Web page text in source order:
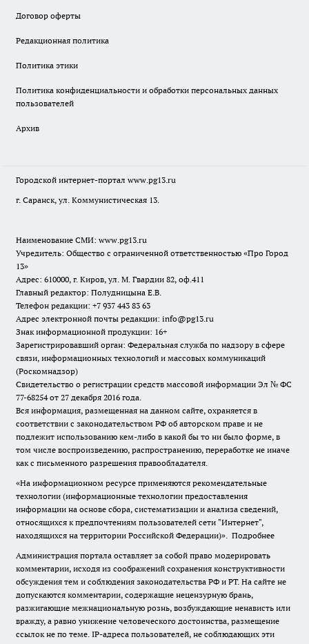
Договор оферты
Редакционная политика
Политика этики
Политика конфиденциальности и обработки персональных данных
пользователей
Архив
Городской интернет-портал www.pg13.ru
г. Саранск, ул. Коммунистическая 13.
Наименование СМИ: www.pg13.ru
Учредитель: Общество с ограниченной ответственностью «Про Город
13»
Адрес: 610000, г. Киров, ул. М. Гвардии 82, оф.411
Главный редактор: Полудницына Е.В.
Телефон редакции: +7 937 443 83 63
Адрес электронной почты редакции: info@pg13.ru
Знак информационной продукции: 16+
Зарегистрировавший орган: Федеральная служба по надзору в сфере
связи, информационных технологий и массовых коммуникаций
(Роскомнадзор)
Свидетельство о регистрации средств массовой информации Эл № ФС
77-68254 от 27 декабря 2016 года.
Вся информация, размещенная на данном сайте, охраняется в
соответствии с законодательством РФ об авторском праве и не
подлежит использованию кем-либо в какой бы то ни было форме, в
том числе воспроизведению, распространению, переработке не иначе
как с письменного разрешения правообладателя.
«На информационном ресурсе применяются рекомендательные
технологии (информационные технологии предоставления
информации на основе сбора, систематизации и анализа сведений,
относящихся к предпочтениям пользователей сети "Интернет",
находящихся на территории Российской Федерации)». Подробнее
Администрация портала оставляет за собой право модерировать
комментарии, исходя из соображений сохранения конструктивности
обсуждения тем и соблюдения законодательства РФ и РТ. На сайте не
допускаются комментарии, содержащие нецензурную брань,
разжигающие межнациональную рознь, возбуждающие ненависть или
вражду, а равно унижение человеческого достоинства, размещение
ссылок не по теме. IP-адреса пользователей, не соблюдающих эти